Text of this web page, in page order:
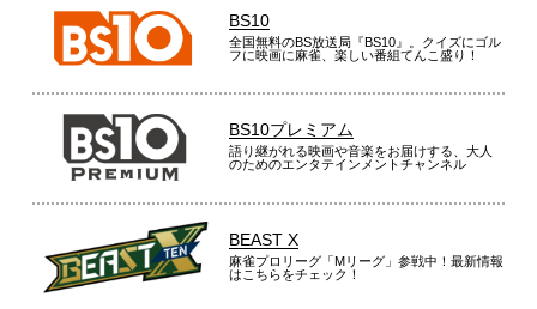
BS10
全国無料のBS放送局『BS10』。クイズにゴル
フに映画に麻雀、楽しい番組てんこ盛り！
BS10プレミアム
語り継がれる映画や音楽をお届けする、大人
のためのエンタテインメントチャンネル
BEAST X
麻雀プロリーグ「Mリーグ」参戦中！最新情報
はこちらをチェック！